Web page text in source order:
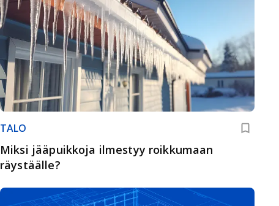
TALO
Miksi jääpuikkoja ilmestyy roikkumaan
räystäälle?